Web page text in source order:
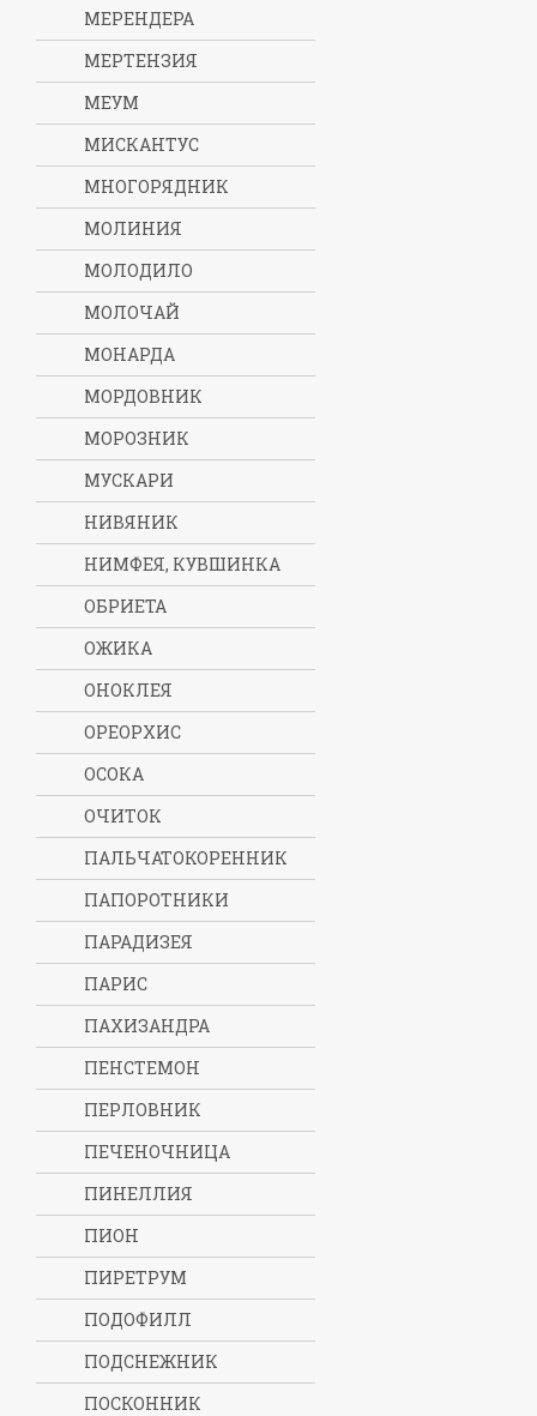
МЕРЕНДЕРА
МЕРТЕНЗИЯ
МЕУМ
МИСКАНТУС
МНОГОРЯДНИК
МОЛИНИЯ
МОЛОДИЛО
МОЛОЧАЙ
МОНАРДА
МОРДОВНИК
МОРОЗНИК
МУСКАРИ
НИВЯНИК
НИМФЕЯ, КУВШИНКА
ОБРИЕТА
ОЖИКА
ОНОКЛЕЯ
ОРЕОРХИС
ОСОКА
ОЧИТОК
ПАЛЬЧАТОКОРЕННИК
ПАПОРОТНИКИ
ПАРАДИЗЕЯ
ПАРИС
ПАХИЗАНДРА
ПЕНСТЕМОН
ПЕРЛОВНИК
ПЕЧЕНОЧНИЦА
ПИНЕЛЛИЯ
ПИОН
ПИРЕТРУМ
ПОДОФИЛЛ
ПОДСНЕЖНИК
ПОСКОННИК